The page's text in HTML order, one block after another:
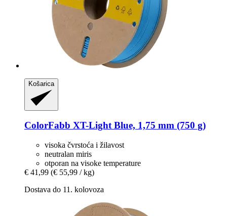
Košarica
ColorFabb XT-​Light Blue, 1,75 mm (750 g)
visoka čvrstoća i žilavost
neutralan miris
otporan na visoke temperature
€ 41,99 (€ 55,99 / kg)
Dostava do 11. kolovoza